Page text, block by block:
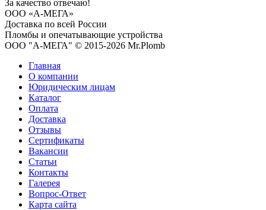
За качество отвечаю!
ООО «А-МЕГА»
Доставка по всей России
Пломбы и опечатывающие устройства
ООО "А-МЕГА" © 2015-2026 Mr.Plomb
Главная
О компании
Юридическим лицам
Каталог
Оплата
Доставка
Отзывы
Сертификаты
Вакансии
Статьи
Контакты
Галерея
Вопрос-Ответ
Карта сайта